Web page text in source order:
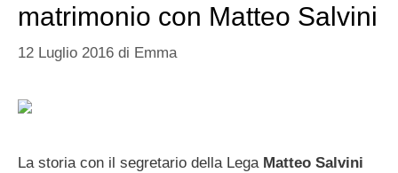
matrimonio con Matteo Salvini
12 Luglio 2016 di Emma
La storia con il segretario della Lega Matteo Salvini